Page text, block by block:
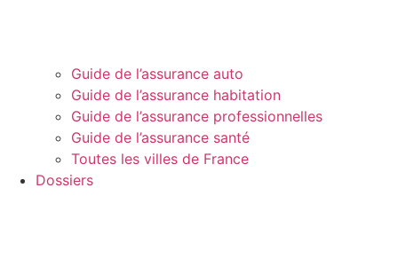
Guide de l’assurance auto
Guide de l’assurance habitation
Guide de l’assurance professionnelles
Guide de l’assurance santé
Toutes les villes de France
Dossiers